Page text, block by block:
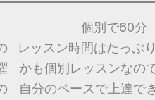
個別で60分
レッスン時間はたっぷ
かも個別レッスンなの
自分のペースで上達で